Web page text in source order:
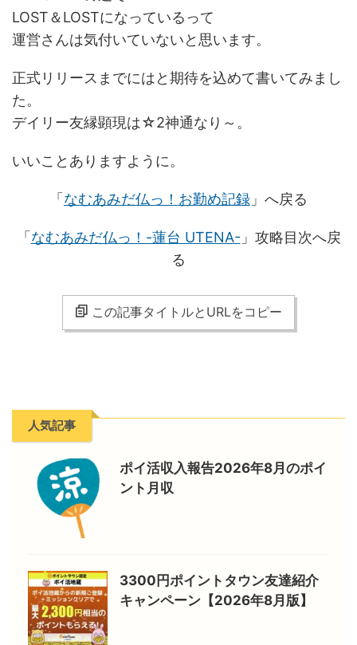
LOST＆LOSTになっているって
運営さんは気付いていないと思います。
正式リリースまでにはと期待を込めて書いてみまし
た。
デイリー友縁顕現は☆2神通なり～。
いいことありますように。
「なむあみだ仏っ！お勤め記録 」へ戻る
「なむあみだ仏っ！-蓮台 UTENA- 」攻略目次へ戻
る
この記事タイトルとURLをコピー
人気記事
ポイ活収入報告2026年8月のポイ
ント月収
3300円ポイントタウン友達紹介
キャンペーン【2026年8月版】